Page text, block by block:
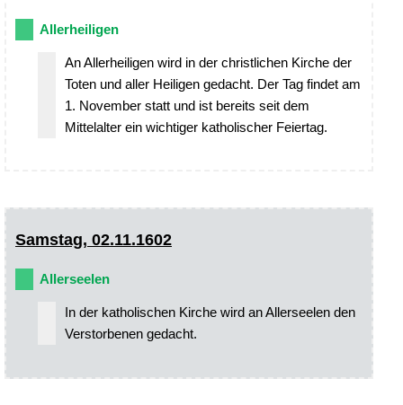
Allerheiligen
An Allerheiligen wird in der christlichen Kirche der
Toten und aller Heiligen gedacht. Der Tag findet am
1. November statt und ist bereits seit dem
Mittelalter ein wichtiger katholischer Feiertag.
Samstag, 02.11.1602
Allerseelen
In der katholischen Kirche wird an Allerseelen den
Verstorbenen gedacht.